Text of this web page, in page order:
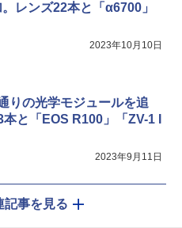
レンズ22本と「α6700」
2023年10月10日
りの光学モジュールを追
と「EOS R100」「ZV-1 I
2023年9月11日
記事を見る